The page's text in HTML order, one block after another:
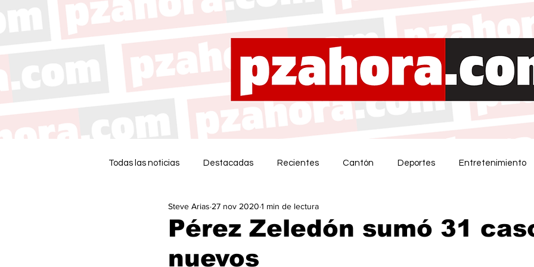
Todas las noticias Destacadas Recientes Cantón Deportes Entretenimiento
Pérez Zeledón sumó 31
nuevos
Steve Arias 27 nov 2020 1 min de lectura